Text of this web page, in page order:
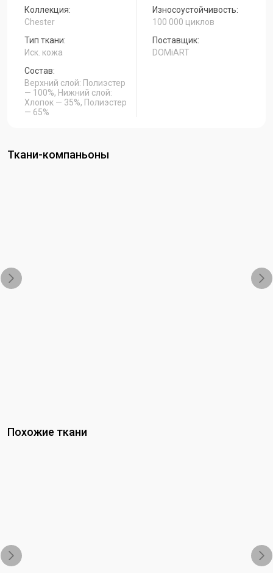
Коллекция:
Chester
Износоустойчивость:
100 000 циклов
Тип ткани:
Иск. кожа
Поставщик:
DOMiART
Состав:
Верхний слой: Полиэстер
— 100%, Нижний слой:
Хлопок — 35%, Полиэстер
— 65%
Ткани-компаньоны
Похожие ткани